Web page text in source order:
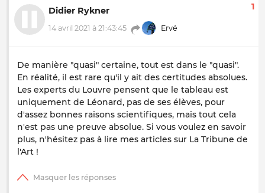
Didier Rykner
14 avril 2021 à 21:43:45 Ervé
1
De manière "quasi" certaine, tout est dans le "quasi".
En réalité, il est rare qu'il y ait des certitudes absolues.
Les experts du Louvre pensent que le tableau est
uniquement de Léonard, pas de ses élèves, pour
d'assez bonnes raisons scientifiques, mais tout cela
n'est pas une preuve absolue. Si vous voulez en savoir
plus, n'hésitez pas à lire mes articles sur La Tribune de
l'Art !